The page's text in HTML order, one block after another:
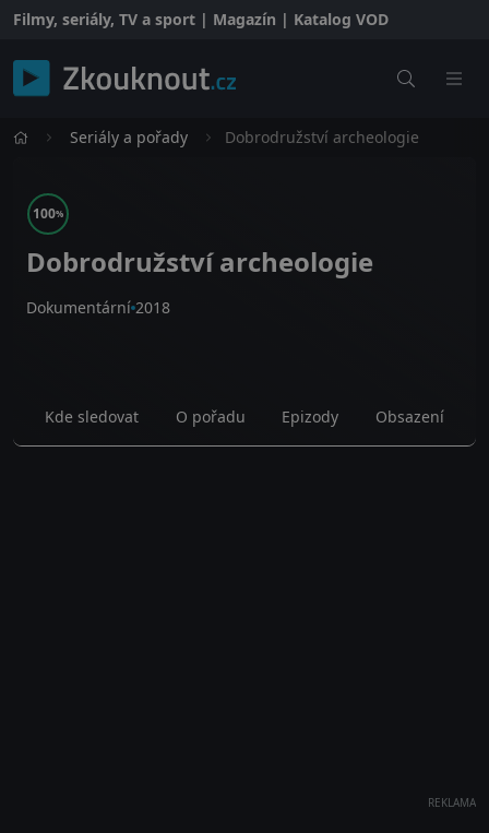
Filmy, seriály, TV a sport | Magazín | Katalog VOD
Seriály a pořady Dobrodružství archeologie
100%
Dobrodružství archeologie
Dokumentární 2018
Kde sledovat O pořadu Epizody Obsazení
REKLAMA